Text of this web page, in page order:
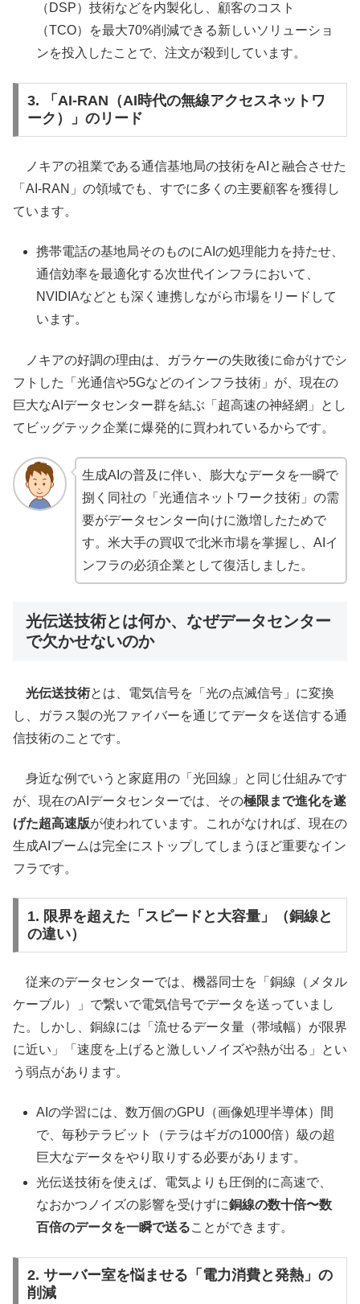
（DSP）技術などを内製化し、顧客のコスト
（TCO）を最大70%削減できる新しいソリューショ
ンを投入したことで、注文が殺到しています。
3. 「AI-RAN（AI時代の無線アクセスネットワ
ーク）」のリード
ノキアの祖業である通信基地局の技術をAIと融合させた
「AI-RAN」の領域でも、すでに多くの主要顧客を獲得し
ています。
携帯電話の基地局そのものにAIの処理能力を持たせ、
通信効率を最適化する次世代インフラにおいて、
NVIDIAなどとも深く連携しながら市場をリードして
います。
ノキアの好調の理由は、ガラケーの失敗後に命がけでシ
フトした「光通信や5Gなどのインフラ技術」が、現在の
巨大なAIデータセンター群を結ぶ「超高速の神経網」とし
てビッグテック企業に爆発的に買われているからです。
生成AIの普及に伴い、膨大なデータを一瞬で
捌く同社の「光通信ネットワーク技術」の需
要がデータセンター向けに激増したためで
す。米大手の買収で北米市場を掌握し、AIイ
ンフラの必須企業として復活しました。
光伝送技術とは何か、なぜデータセンター
で欠かせないのか
光伝送技術とは、電気信号を「光の点滅信号」に変換
し、ガラス製の光ファイバーを通じてデータを送信する通
信技術のことです。
身近な例でいうと家庭用の「光回線」と同じ仕組みです
が、現在のAIデータセンターでは、その極限まで進化を遂
げた超高速版が使われています。これがなければ、現在の
生成AIブームは完全にストップしてしまうほど重要なイン
フラです。
1. 限界を超えた「スピードと大容量」（銅線と
の違い）
従来のデータセンターでは、機器同士を「銅線（メタル
ケーブル）」で繋いで電気信号でデータを送っていまし
た。しかし、銅線には「流せるデータ量（帯域幅）が限界
に近い」「速度を上げると激しいノイズや熱が出る」とい
う弱点があります。
AIの学習には、数万個のGPU（画像処理半導体）間
で、毎秒テラビット（テラはギガの1000倍）級の超
巨大なデータをやり取りする必要があります。
光伝送技術を使えば、電気よりも圧倒的に高速で、
なおかつノイズの影響を受けずに銅線の数十倍〜数
百倍のデータを一瞬で送ることができます。
2. サーバー室を悩ませる「電力消費と発熱」の
削減